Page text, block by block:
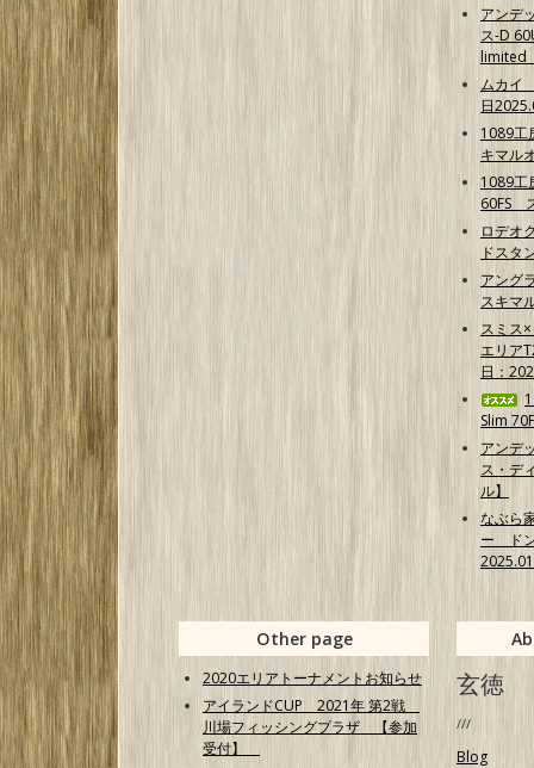
アンデ
ス-D
limited
ムカイ
日
1089
キマル
1089
60FS
ロデオ
ドスタ
アング
スキマ
スミス
エリア
日：
Slim
アンデ
ス・デ
ル】
なぶら
ー ド
Other page
2020エリアトーナメントお知らせ
アイランドCUP 2021年 第2戦
川場フィッシングプラザ 【参加
受付】
玄徳
///
Blog